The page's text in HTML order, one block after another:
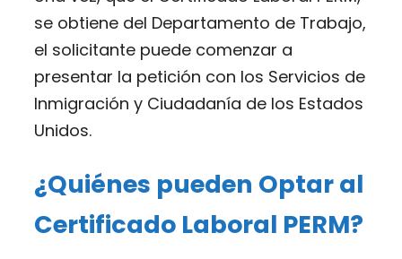
se obtiene del Departamento de Trabajo,
el solicitante puede comenzar a
presentar la petición con los Servicios de
Inmigración y Ciudadanía de los Estados
Unidos.
¿Quiénes pueden Optar al
Certificado Laboral PERM?